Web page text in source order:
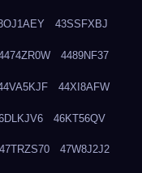
43SSFXBJ
4489NF37
44XI8AFW
46KT56QV
47TRZS70 47W8J2J2